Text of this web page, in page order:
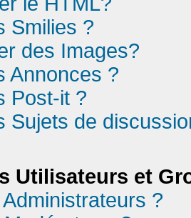
Smilies ?
des Images?
Annonces ?
Post-it ?
Sujets de
Utilisateurs et
?